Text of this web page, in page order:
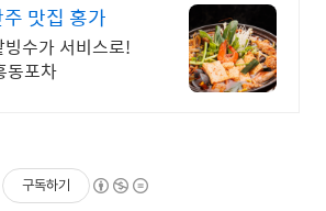
맛집 홍가
수가 서비스로!
동포차
구독하기